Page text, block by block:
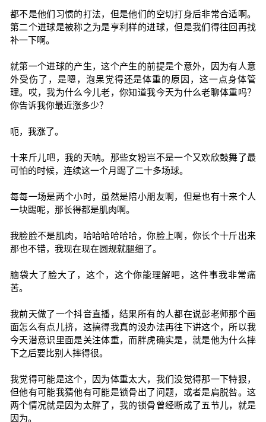
都不是他们习惯的打法，但是他们的空切打身后非常合适啊。
第二个进球是被称之为是亨利样的进球，但是我们得往回再找
补一下啊。
就第一个进球的产生，这个产生的前提是个意外，因为有人意
外受伤了，是嗯，泡果觉得还是体重的原因，这一点身体管
理。哎，我为什么今儿老，你知道我今天为什么老聊体重吗？
你告诉我你最近涨多少？
呃，我涨了。
十来斤儿吧，我的天呐。那些女粉岂不是一个又欢欣鼓舞了最
可怕的时候，连续这一个月踢了二十多场球。
每每一场是两个小时，虽然是陪小朋友啊，但是也有十来个人
一块踢呢，那长得都是肌肉啊。
我脸脸不是肌肉，哈哈哈哈哈哈，你脸上啊，你长个十斤出来
那也不错，我现在现在圆规就腿细了。
脑袋大了脸大了，这个，这个你能理解吧，这件事我非常痛
苦。
我前天做了一个抖音直播，结果所有的人都在说彭老师那个画
面怎么有点儿挤，这搞得我真的没办法再往下讲这个，所以我
今天潜意识里面是关注体重，而胖虎确实是，就是他为什么摔
下之后要比别人摔得很。
我觉得可能是这个，因为体重太大，我们没觉得那一下特狠，
但他有可能我猜他有可能是锁骨出了问题，或者是肩脱咎。这
两个情况就是因为太胖了，我的锁骨曾经断成了五节儿，就是
因为。